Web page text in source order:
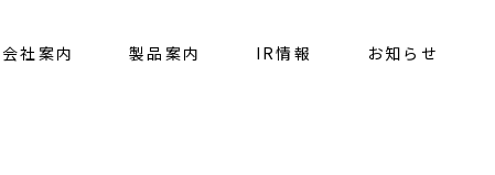
会社案内 製品案内 IR情報 お知らせ